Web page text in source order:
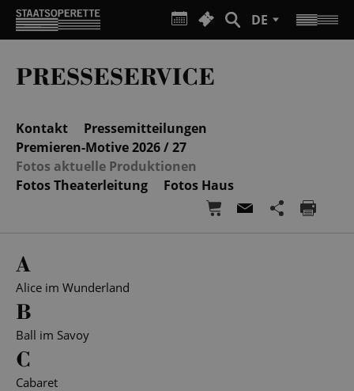
DE
PRESSESERVICE
Kontakt
Pressemitteilungen
Premieren-Motive 2026 / 27
Fotos aktuelle Produktionen
Fotos Theaterleitung
Fotos Haus
A
Alice im Wunderland
B
Ball im Savoy
C
Cabaret